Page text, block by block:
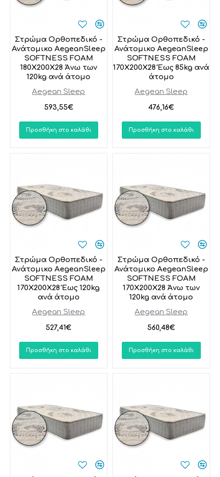
Aegean Sleep
Στρώμα Ορθοπεδικό -
Ανάτομικο AegeanSleep
SOFTNESS FOAM
180X200X28 Άνω των
120kg ανά άτομο
593,55€
Προσθήκη στο καλάθι
Aegean Sleep
Στρώμα Ορθοπεδικό -
Ανάτομικο AegeanSleep
SOFTNESS FOAM
170X200X28 Έως 85kg ανά
άτομο
476,16€
Προσθήκη στο καλάθι
Aegean Sleep
Στρώμα Ορθοπεδικό -
Ανάτομικο AegeanSleep
SOFTNESS FOAM
170X200X28 Έως 120kg
ανά άτομο
527,41€
Προσθήκη στο καλάθι
Aegean Sleep
Στρώμα Ορθοπεδικό -
Ανάτομικο AegeanSleep
SOFTNESS FOAM
170X200X28 Άνω των
120kg ανά άτομο
560,48€
Προσθήκη στο καλάθι